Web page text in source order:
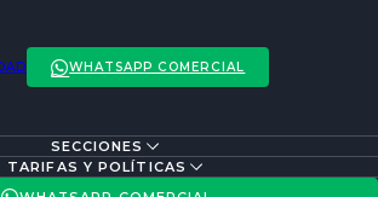
WHATSAPP COMERCIAL
SECCIONES
TARIFAS Y POLÍTICAS